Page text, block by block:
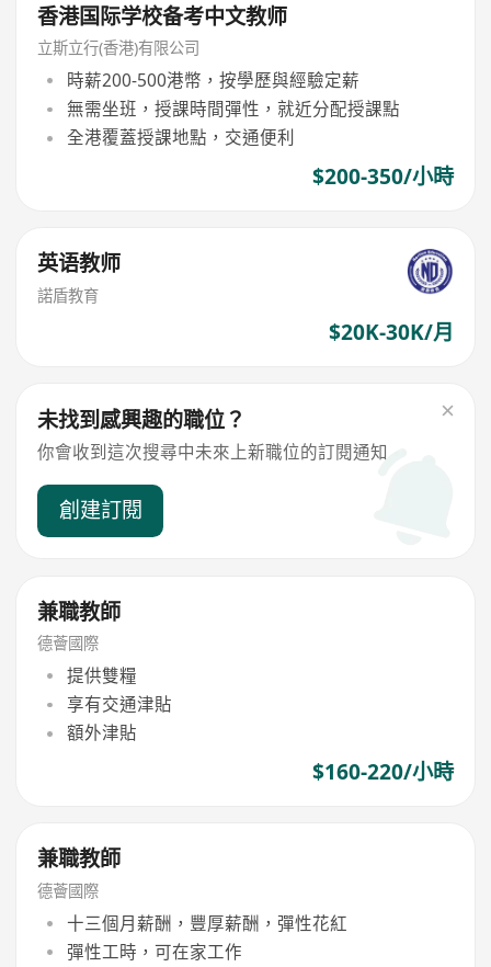
香港国际学校备考中文教师
立斯立行(香港)有限公司
時薪200-500港幣，按學歷與經驗定薪
無需坐班，授課時間彈性，就近分配授課點
全港覆蓋授課地點，交通便利
$200-350/小時
英语教师
諾盾教育
$20K-30K/月
未找到感興趣的職位？
你會收到這次搜尋中未來上新職位的訂閱通知
創建訂閱
兼職教師
德薈國際
提供雙糧
享有交通津貼
額外津貼
$160-220/小時
兼職教師
德薈國際
十三個月薪酬，豐厚薪酬，彈性花紅
彈性工時，可在家工作